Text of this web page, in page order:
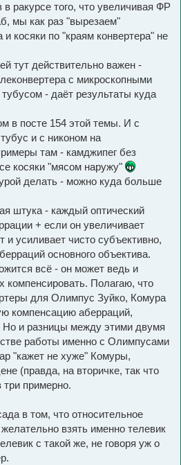
ракурсе того, что увеличивая ФР
мы как раз "вырезаем"
косяки по "краям конвертера" не
тут действительно важен -
с микроскопными
- даёт результаты куда
в посте 154 этой темы. И с
и с никоном на
там - камджипег без
косяки "мясом наружу"
делать - можно куда больше
штука - каждый оптический
+ если он увеличивает
и усиливает чисто субъективно,
основного объектива.
всё - он может ведь и
компенсировать. Полагаю, что
для Олимпус Зуйко, Комура
компенсацию аберраций,
и разницы между этими двумя
работы именно с Олимпусами
"кажет не хуже" Комуры,
(правда, на вторичке, так что
три примерно.
в том, что относительное
взять именно телевик
с такой же, не говоря уж о